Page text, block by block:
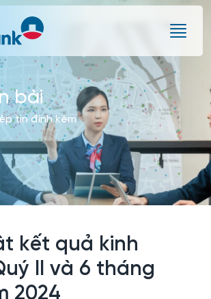
bài
tin đính kèm
kết quả kinh
II và 6 tháng
2024